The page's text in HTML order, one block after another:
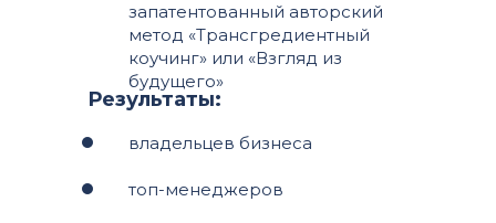
запатентованный авторский
метод «Трансгредиентный
коучинг» или «Взгляд из
будущего»
владельцев бизнеса
топ-менеджеров
Результаты: